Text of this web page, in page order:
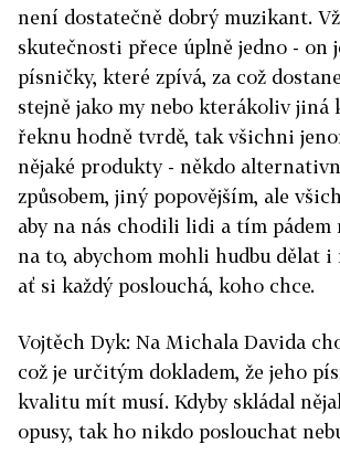
není dostatečně dobrý muzikant.
skutečnosti přece úplně jedno - on
písničky, které zpívá, za což
stejně jako my nebo kterákoliv jiná
řeknu hodně tvrdě, tak všichni
nějaké produkty - někdo
způsobem, jiný popovějším, ale
aby na nás chodili lidi a tím pádem
na to, abychom mohli hudbu dělat i
ať si každý poslouchá, koho chce.
Vojtěch Dyk: Na Michala Davida
což je určitým dokladem, že jeho
kvalitu mít musí. Kdyby skládal
opusy, tak ho nikdo poslouchat